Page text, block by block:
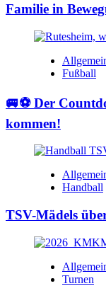
Familie in
Fußball
🚐⚽ Der
kommen!
Handball
TSV-Mädels
Turnen